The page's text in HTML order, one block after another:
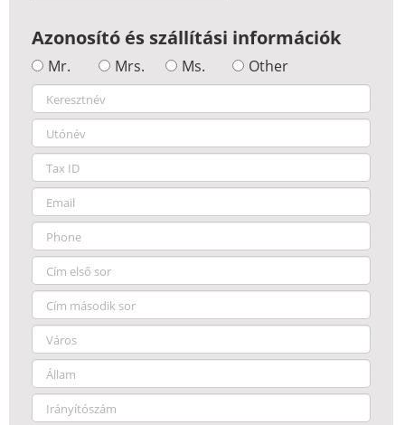
Azonosító és szállítási információk
Mr. Mrs. Ms. Other